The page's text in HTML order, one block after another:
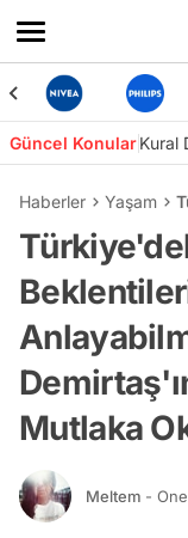
Güncel KonularKural
Haberler Yaşam
Mutlaka
Meltem -